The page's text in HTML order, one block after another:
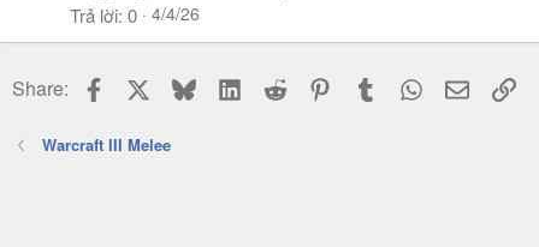
Trả lời 0 4/4/26
Share: Facebook BlueskyLinkedIn
Reddit PinterestTumblr WhatsApp
Email
Warcraft III Melee